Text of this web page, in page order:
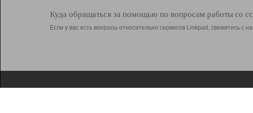
Куда обращаться за помощью по вопросам работы со
Если у вас есть вопросы относительно сервисов Linkpad, свяжитесь